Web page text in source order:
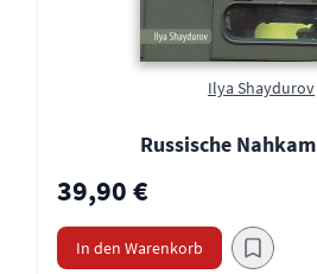
Ilya Shaydurov
Russische
39,90 €
In den Warenkorb